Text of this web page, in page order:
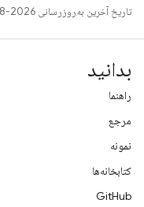
تاریخ آخرین به‌روزرسانی 2026-08-04 به‌وقت ساعت هماهنگ جهانی.
بدانید
راهنما
مرجع
نمونه
کتابخانه‌ها
GitHub